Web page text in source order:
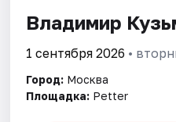
Владимир
1 сентября 2026 •
Город: Москва
Площадка: Petter